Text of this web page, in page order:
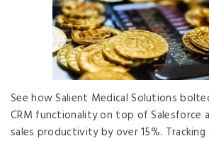
See how Salient Medical Solutions
CRM functionality on top of Salesforce
sales productivity by over 15%.